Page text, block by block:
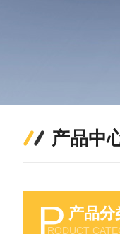
产品中
P 产品分
RODUCT